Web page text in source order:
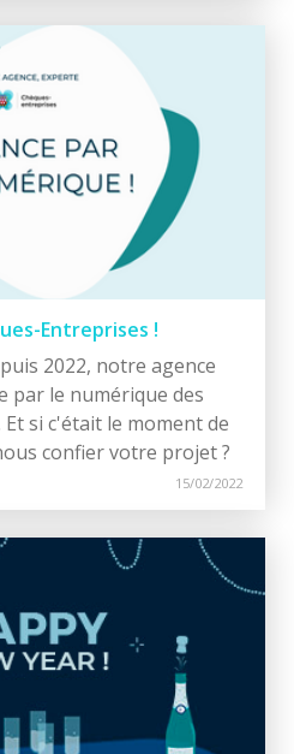
Entreprises !
2022, notre agence
par le numérique des
si c'était le moment de
confier votre projet ?
15/02/2022